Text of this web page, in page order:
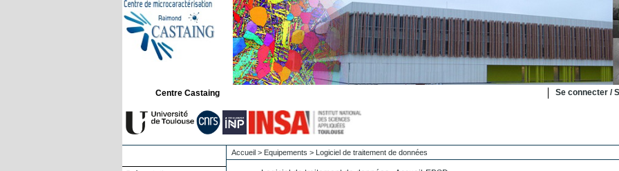
Centre Castaing Se connecter /
Accueil > Equipements > Logiciel de traitement de données